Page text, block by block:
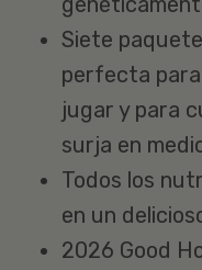
Siete
perfecta para
jugar y para
surja en
Todos los
en un
2026 Good